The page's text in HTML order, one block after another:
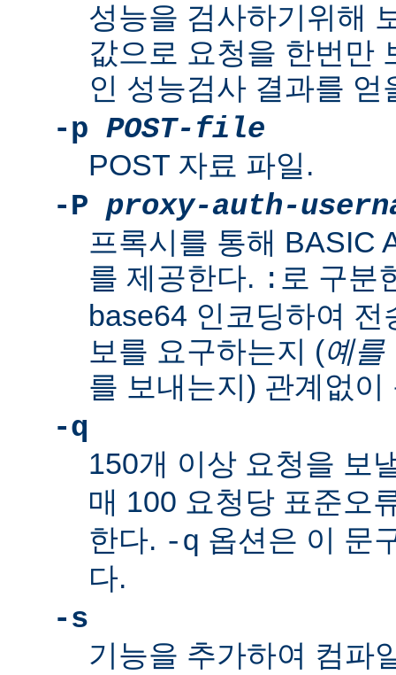
성능을 검사하기위해
값으로 요청을 한번만
인 성능검사 결과를 얻
-p POST-file
POST 자료 파일.
-P proxy-auth-
프록시를 통해 BASIC
를 제공한다. : 로 구분
base64 인코딩하여
보를 요구하는지 (예를
를 보내는지) 관계없
-q
150개 이상 요청을 보
매 100 요청당 표준오
한다. -q 옵션은 이 문
다.
-s
기능을 추가하여 컴파